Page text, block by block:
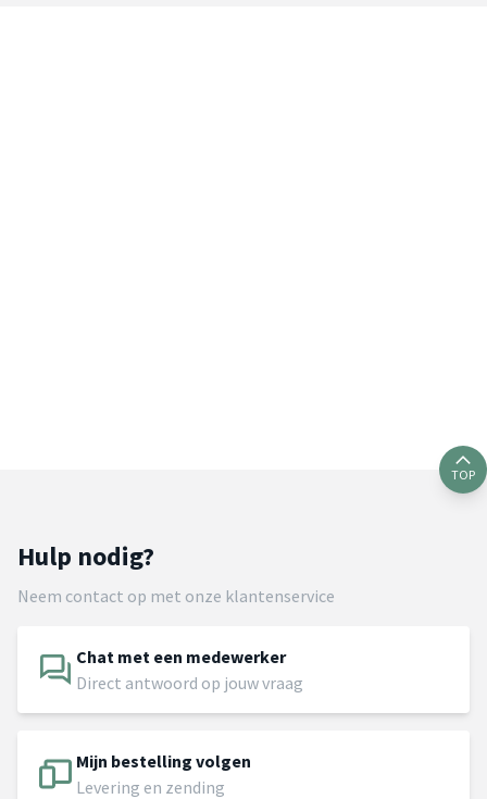
TOP
Hulp nodig?
Neem contact op met onze klantenservice
Chat met een medewerker
Direct antwoord op jouw vraag
Mijn bestelling volgen
Levering en zending